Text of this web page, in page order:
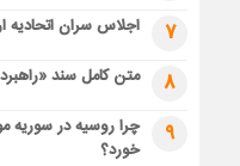
7 اجلاس سران اتحادیه
8 متن کامل سند «راهبرد
9
چرا روسیه در سوریه
خورد؟